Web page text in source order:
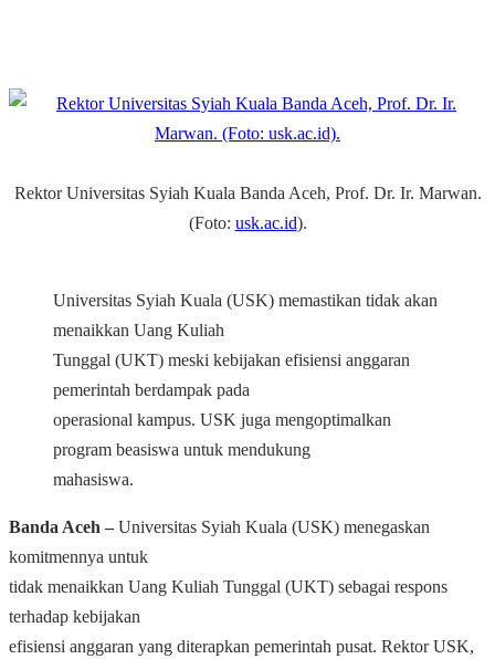
Rektor Universitas Syiah Kuala Banda Aceh, Prof. Dr. Ir. Marwan.
(Foto: usk.ac.id).
Universitas Syiah Kuala (USK) memastikan tidak akan
menaikkan Uang Kuliah
Tunggal (UKT) meski kebijakan efisiensi anggaran
pemerintah berdampak pada
operasional kampus. USK juga mengoptimalkan
program beasiswa untuk mendukung
mahasiswa.
Banda Aceh ‒ Universitas Syiah Kuala (USK) menegaskan
komitmennya untuk
tidak menaikkan Uang Kuliah Tunggal (UKT) sebagai respons
terhadap kebijakan
efisiensi anggaran yang diterapkan pemerintah pusat. Rektor USK,